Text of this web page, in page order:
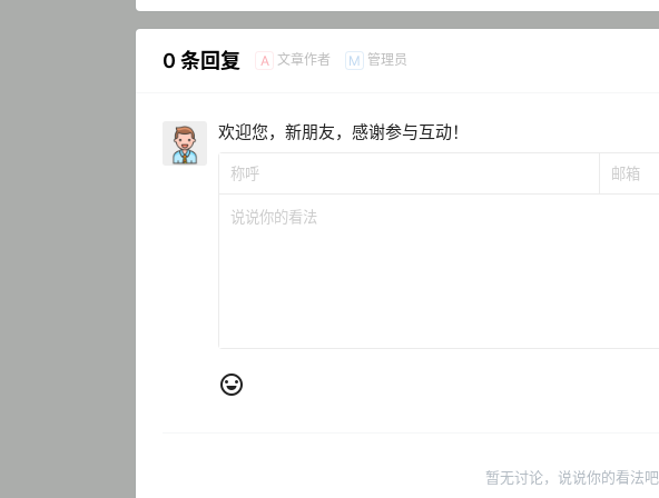
0 条回复 A 文章作者 M 管理员
欢迎您，新朋友，感谢参与互动！
暂无讨论，说说你的看法吧